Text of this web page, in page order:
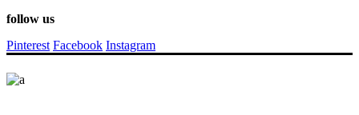
follow us
Pinterest Facebook Instagram